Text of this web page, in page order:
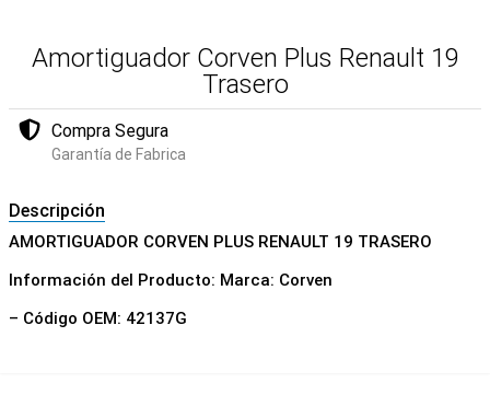
Amortiguador Corven Plus Renault 19
Trasero
Compra Segura
Garantía de Fabrica
Descripción
AMORTIGUADOR CORVEN PLUS RENAULT 19 TRASERO
Información del Producto: Marca: Corven
– Código OEM: 42137G